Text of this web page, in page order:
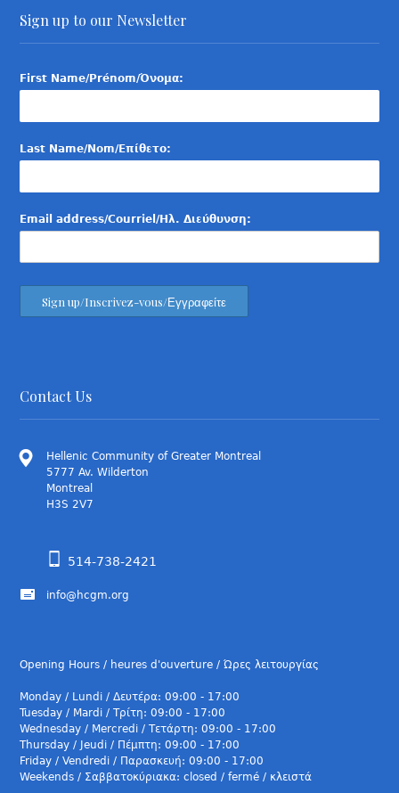
Sign up to our Newsletter
First Name/Prénom/Όνομα:
Last Name/Nom/Επίθετο:
Email address/Courriel/Ηλ. Διεύθυνση:
Contact Us
Hellenic Community of Greater Montreal
5777 Av. Wilderton
Montreal
H3S 2V7
514-738-2421
info@hcgm.org
Opening Hours / heures d'ouverture / Ώρες λειτουργίας
Monday / Lundi / Δευτέρα: 09:00 - 17:00
Tuesday / Mardi / Τρίτη: 09:00 - 17:00
Wednesday / Mercredi / Τετάρτη: 09:00 - 17:00
Thursday / Jeudi / Πέμπτη: 09:00 - 17:00
Friday / Vendredi / Παρασκευή: 09:00 - 17:00
Weekends / Σαββατοκύριακα: closed / fermé / κλειστά